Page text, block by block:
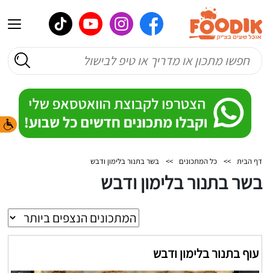
דף הבית >> כל המתכונים >> בשר בתנור בלימון ודבש
בשר בתנור בלימון ודבש
עוף בתנור בלימון ודבש